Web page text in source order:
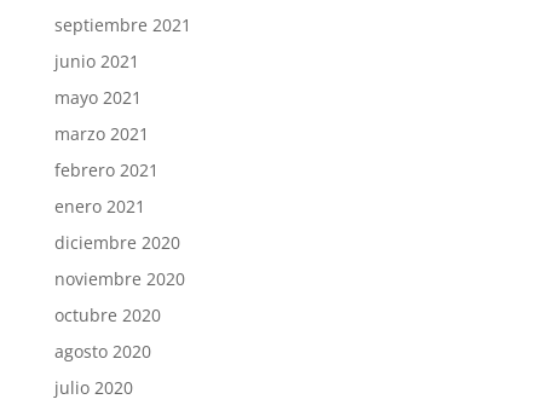
septiembre 2021
junio 2021
mayo 2021
marzo 2021
febrero 2021
enero 2021
diciembre 2020
noviembre 2020
octubre 2020
agosto 2020
julio 2020